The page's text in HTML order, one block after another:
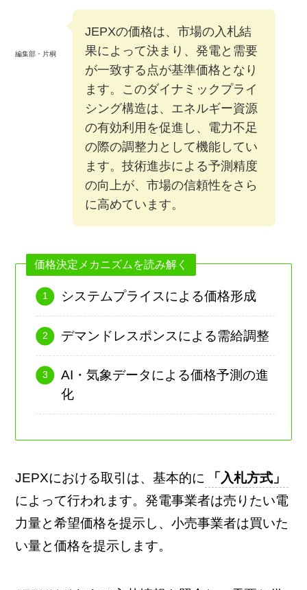
編集部・片桐
JEPXの価格は、市場の入札結
果によって決まり、発電と需要
が一致する点が基準価格となり
ます。このダイナミックプライ
シング構造は、エネルギー資源
の有効利用を促進し、電力不足
の際の調整力として機能してい
ます。技術進歩による予測精度
の向上が、市場の信頼性をさら
に高めています。
価格決定メカニズムを読み解く
システムプライスによる価格形成
デマンドレスポンスによる需給調整
AI・気象データによる価格予測の進
化
JEPXにおける取引は、基本的に
「入札方式」
によって行われます。発電事業者は売りたい電
力量と希望価格を提示し、小売事業者は買いた
い量と価格を提示します。